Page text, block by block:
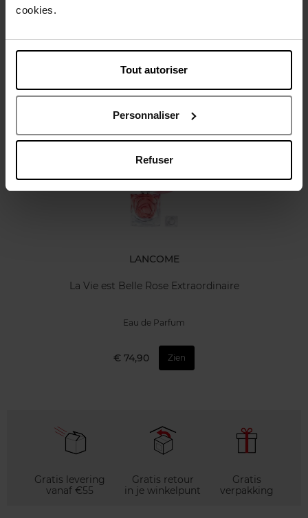
cookies.
Tout autoriser
Personnaliser
Refuser
Karakteristieken
Review
LANCOME
La Vie est Belle Rose Extraordinaire
Eau de Parfum
€ 74,90 Zien
Gratis levering
vanaf €55
Gratis retour
in je winkelpunt
Gratis
verpakking